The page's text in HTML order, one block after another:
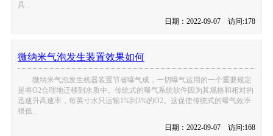
具...
日期：2022-09-07 访问:178
微纳米气泡发生装置效果如何
微纳米气泡发生机器装置节省曝气成，一切曝气运用的一个重要规定
是将O2合理地迁移到水质中。传统式的曝气系统软件因为其规格和相对的
迅速升高速率，每英寸水只运输1%到3%的O2。这促使传统式的曝气效率
很低...
日期：2022-09-07 访问:168